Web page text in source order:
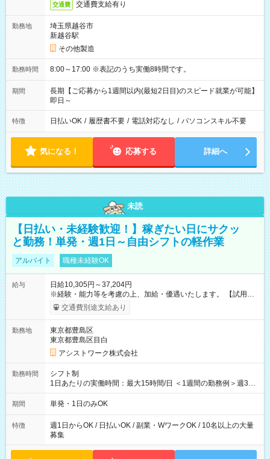
交通費 交通費支給有り
勤務地
埼玉県越谷市
新越谷駅
その他製造
勤務時間 8:00～17:00 ※表記のうち実働8時間です。
期間
長期【ご応募から1週間以内(最短2日目)のスピード就業が可能】
即日～
特徴 日払いOK / 履歴書不要 / 電話対応なし / パソコンスキル不要
気になる！ 応募する 詳細へ
未読
【日払い・未経験歓迎！】稼ぎたい日にサクッ
と勤務！単発・週1日～自由シフトの軽作業
アルバイト 職種未経験OK
給与
日給10,305円～37,204円
※経験・能力等を考慮の上、加給・優遇いたします。 【試用期
間】試用期間なし
交通費別途支給あり
勤務地
東京都豊島区
東京都豊島区目白
アシストワーク株式会社
勤務時間
シフト制
1日あたりの実働時間：最大15時間/日 ＜1週間の勤務例＞週3回
勤務 勤務：月・水・金 休み：火・木・土・日 好きな時にお仕事
可能です！ ※1日あたりの最大実働時間は日勤、夜勤共に勤務し
期間 単発・1日のみOK
特徴
週1日からOK / 日払いOK / 副業・WワークOK / 10名以上の大量
募集